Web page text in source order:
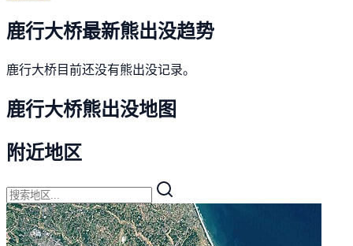
鹿行大桥最新熊出没趋势
鹿行大桥目前还没有熊出没记录。
鹿行大桥熊出没地图
附近地区